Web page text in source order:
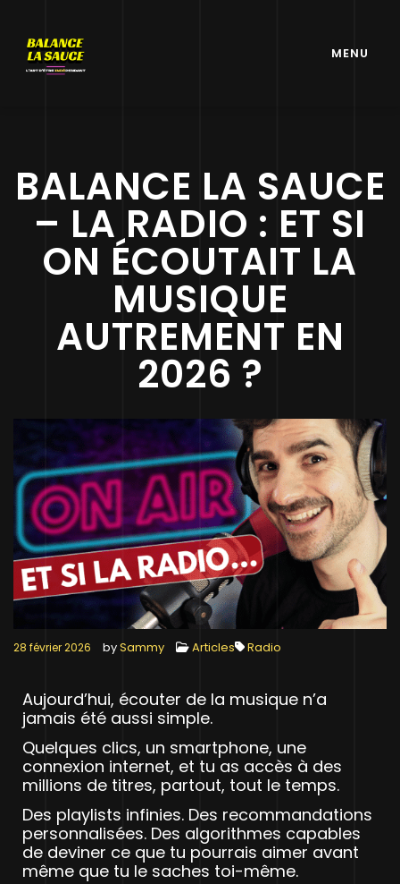
MENU
BALANCE LA SAUCE
– LA RADIO : ET SI
ON ÉCOUTAIT LA
MUSIQUE
AUTREMENT EN
2026 ?
28 février 2026 bySammy Articles Radio
Aujourd’hui, écouter de la musique n’a
jamais été aussi simple.
Quelques clics, un smartphone, une
connexion internet, et tu as accès à des
millions de titres, partout, tout le temps.
Des playlists infinies. Des recommandations
personnalisées. Des algorithmes capables
de deviner ce que tu pourrais aimer avant
même que tu le saches toi-même.